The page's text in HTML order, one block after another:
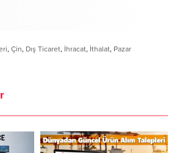
, Çin, Dış Ticaret, İhracat, İthalat, Pazar